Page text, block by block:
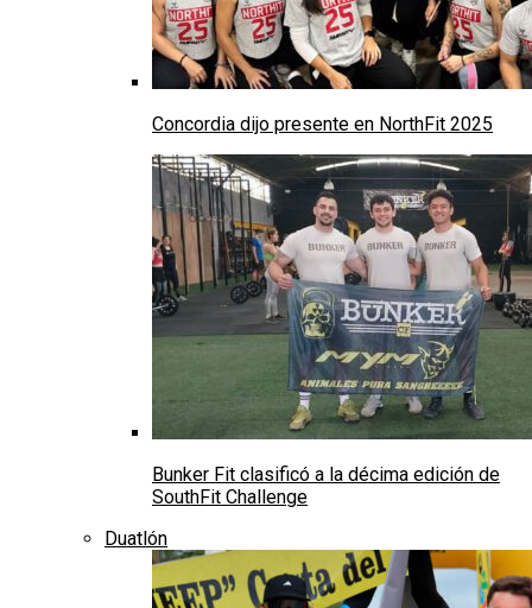
Concordia dijo presente en NorthFit 2025
Bunker Fit clasificó a la décima edición de
SouthFit Challenge
Duatlón